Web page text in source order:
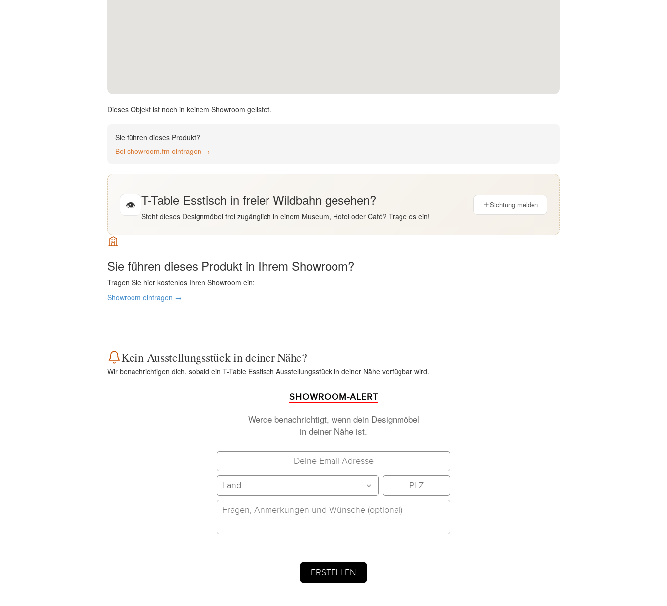
Dieses Objekt ist noch in keinem Showroom gelistet.
Sie führen dieses Produkt?
Bei showroom.fm eintragen →
👁 T-Table Esstisch in freier Wildbahn gesehen?
Steht dieses Designmöbel frei zugänglich in einem Museum, Hotel oder Café? Trage es ein!
Sichtung melden
Sie führen dieses Produkt in Ihrem Showroom?
Tragen Sie hier kostenlos Ihren Showroom ein:
Showroom eintragen →
Kein Ausstellungsstück in deiner Nähe?
Wir benachrichtigen dich, sobald ein T-Table Esstisch Ausstellungsstück in deiner Nähe verfügbar wird.
SHOWROOM-ALERT
Werde benachrichtigt, wenn dein Designmöbel
in deiner Nähe ist.